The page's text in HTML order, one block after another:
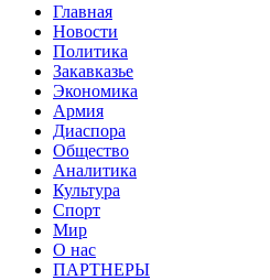
Главная
Новости
Политика
Закавказье
Экономика
Армия
Диаспора
Общество
Аналитика
Культура
Спорт
Мир
О нас
ПАРТНЕРЫ